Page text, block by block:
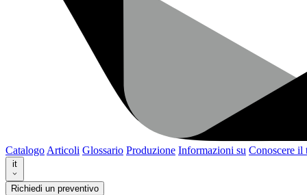
Catalogo Articoli Glossario Produzione Informazioni su Conoscere il
it
Richiedi un preventivo